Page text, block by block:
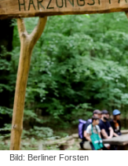
Bild: Berliner Forsten